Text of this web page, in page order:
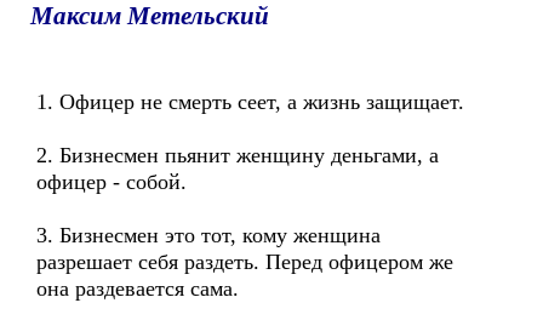
Максим Метельский
1. Офицер не смерть сеет, а жизнь защищает.
2. Бизнесмен пьянит женщину деньгами, а
офицер - собой.
3. Бизнесмен это тот, кому женщина
разрешает себя раздеть. Перед офицером же
она раздевается сама.